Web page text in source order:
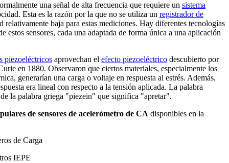
una señal de alta frecuencia que requiere un sistema
Esta es la razón por la que no se utiliza un registrador de
relativamente baja para estas mediciones. Hay diferentes tecnologías
estos sensores, cada una adaptada de forma única a una aplicación
piezoeléctricos aprovechan el efecto piezoeléctrico descubierto por
en 1880. Observaron que ciertos materiales, especialmente los
generarían una carga o voltaje en respuesta al estrés. Además,
era lineal con respecto a la tensión aplicada. La palabra
la palabra griega "piezein" que significa "apretar".
de sensores de acelerómetro de CA disponibles en la
de Carga
IEPE